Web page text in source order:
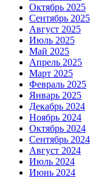
Октябрь 2025
Сентябрь 2025
Август 2025
Июль 2025
Май 2025
Апрель 2025
Март 2025
Февраль 2025
Январь 2025
Декабрь 2024
Ноябрь 2024
Октябрь 2024
Сентябрь 2024
Август 2024
Июль 2024
Июнь 2024